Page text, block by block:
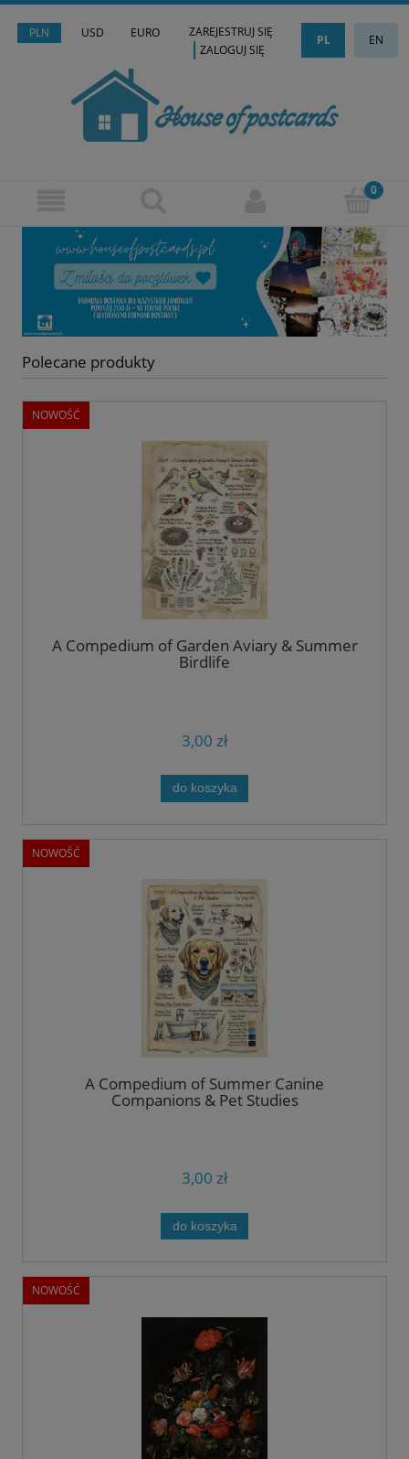
PLN USD EURO PL EN
ZAREJESTRUJ SIĘ
ZALOGUJ SIĘ
Polecane produkty
A Compedium of Garden Aviary & Summer
Birdlife
3,00 zł
do koszyka
NOWOŚĆ
A Compedium of Summer Canine
Companions & Pet Studies
3,00 zł
do koszyka
NOWOŚĆ
NOWOŚĆ